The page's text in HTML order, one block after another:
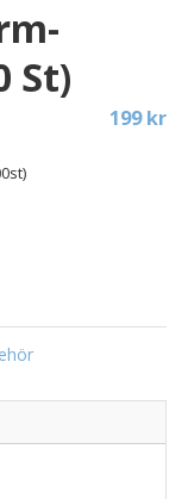
St)
199kr